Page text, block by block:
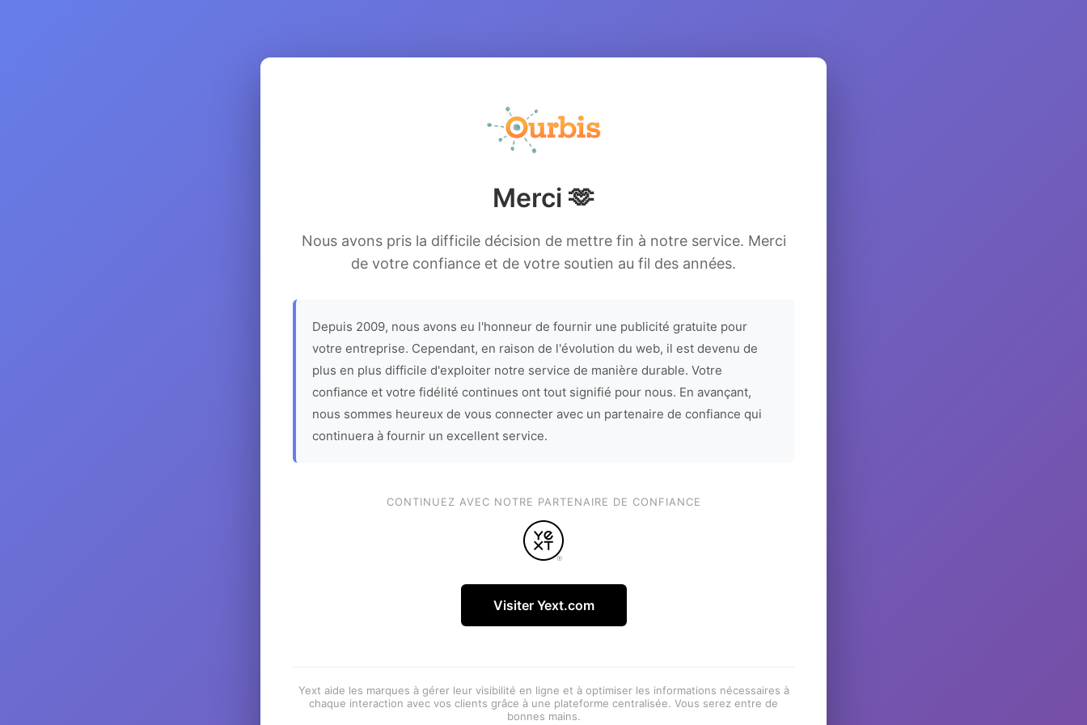
Merci 🫶
Nous avons pris la difficile décision de mettre fin à notre service. Merci
de votre confiance et de votre soutien au fil des années.
Depuis 2009, nous avons eu l'honneur de fournir une publicité gratuite pour
votre entreprise. Cependant, en raison de l'évolution du web, il est devenu de
plus en plus difficile d'exploiter notre service de manière durable. Votre
confiance et votre fidélité continues ont tout signifié pour nous. En avançant,
nous sommes heureux de vous connecter avec un partenaire de confiance qui
continuera à fournir un excellent service.
CONTINUEZ AVEC NOTRE PARTENAIRE DE CONFIANCE
Visiter Yext.com
Yext aide les marques à gérer leur visibilité en ligne et à optimiser les informations nécessaires à
chaque interaction avec vos clients grâce à une plateforme centralisée. Vous serez entre de
bonnes mains.